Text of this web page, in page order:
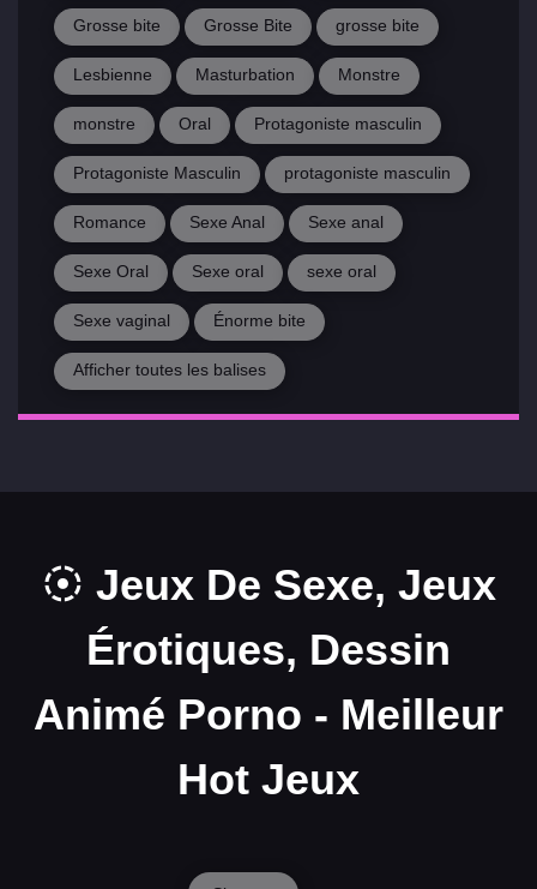
Grosse bite Grosse Bite grosse bite
Lesbienne Masturbation Monstre
monstre Oral Protagoniste masculin
Protagoniste Masculin protagoniste masculin
Romance Sexe Anal Sexe anal
Sexe Oral Sexe oral sexe oral
Sexe vaginal Énorme bite
Afficher toutes les balises
Jeux De Sexe, Jeux
Érotiques, Dessin
Animé Porno - Meilleur
Hot Jeux